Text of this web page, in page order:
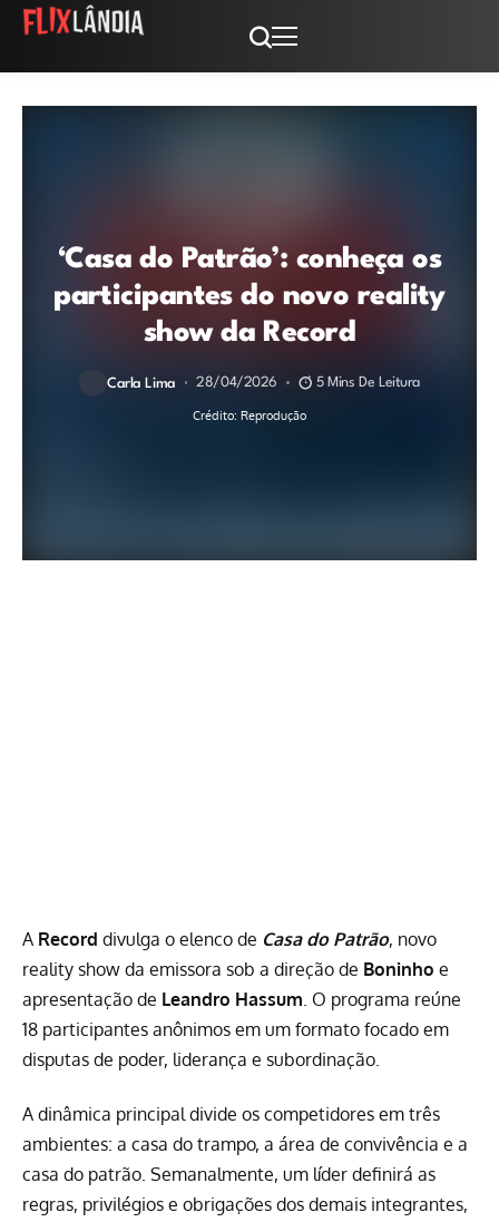
‘Casa do Patrão’: conheça os
participantes do novo reality
show da Record
Carla Lima 28/04/2026 5 Mins De Leitura
Crédito: Reprodução
A Record divulga o elenco de Casa do Patrão, novo
reality show da emissora sob a direção de Boninho e
apresentação de Leandro Hassum. O programa reúne
18 participantes anônimos em um formato focado em
disputas de poder, liderança e subordinação.
A dinâmica principal divide os competidores em três
ambientes: a casa do trampo, a área de convivência e a
casa do patrão. Semanalmente, um líder definirá as
regras, privilégios e obrigações dos demais integrantes,